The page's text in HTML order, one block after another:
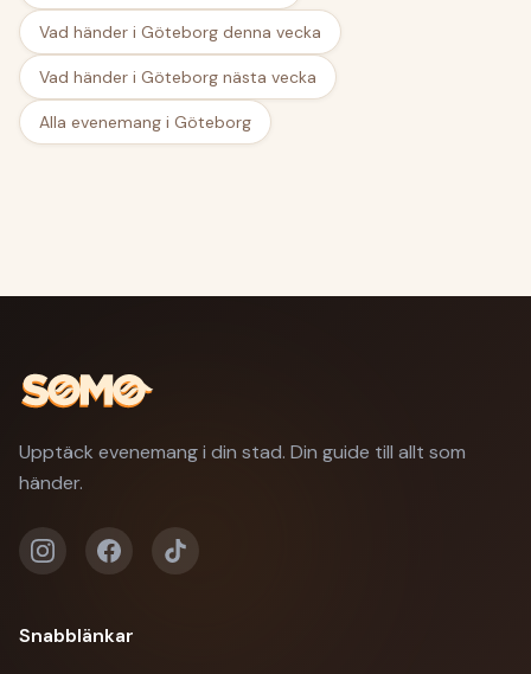
Vad händer i Göteborg denna vecka
Vad händer i Göteborg nästa vecka
Alla evenemang i Göteborg
Upptäck evenemang i din stad. Din guide till allt som
händer.
Snabblänkar